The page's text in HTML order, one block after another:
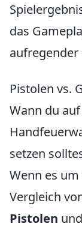
das
aufregender
Pistolen vs.
Wann du
setzen
Wenn es um
Vergleich
Pistolen und